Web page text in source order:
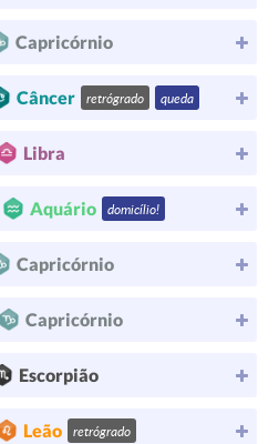
Capricórnio
Câncer retrógrado queda
Libra
Aquário domicílio!
Capricórnio
Capricórnio
Escorpião
Leão retrógrado